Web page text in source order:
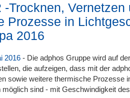
-Trocknen, Vernetzen
Prozesse in
2016
2016 - Die adphos Gruppe wird auf
die aufzeigen, dass mit der
sowie weitere thermische Prozesse
sind - mit Geschwindigkeit